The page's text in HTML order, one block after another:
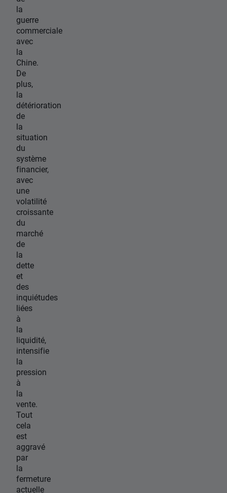
la
guerre
commerciale
avec
la
Chine.
De
plus,
la
détérioration
de
la
situation
du
système
financier,
avec
une
volatilité
croissante
du
marché
de
la
dette
et
des
inquiétudes
liées
à
la
liquidité,
intensifie
la
pression
à
la
vente.
Tout
cela
est
aggravé
par
la
fermeture
actuelle